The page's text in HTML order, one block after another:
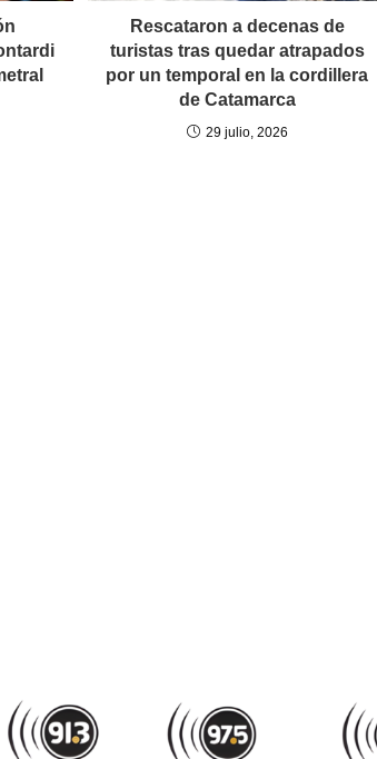
Rescataron a decenas de
turistas tras quedar atrapados
por un temporal en la cordillera
de Catamarca
29 julio, 2026